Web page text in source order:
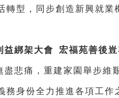
轉型，同步創造新興就業
益綁架大會 宏福苑善後
悲痛，重建家園舉步維
務身份全力推進各項工作